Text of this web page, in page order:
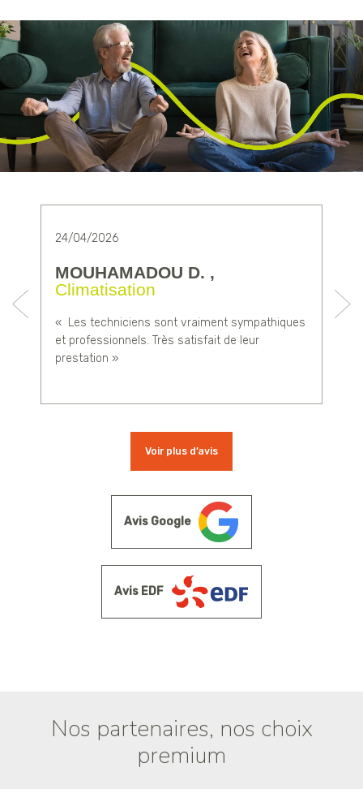
24/04/2026
MOUHAMADOU D. ,
Climatisation
« Les techniciens sont vraiment sympathiques
et professionnels. Très satisfait de leur
prestation »
Voir plus d’avis
Avis Google
Avis EDF
Nos partenaires, nos choix
premium